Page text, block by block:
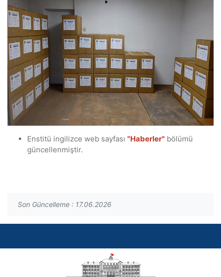
Enstitü ingilizce web sayfası "Haberler" bölümü
güncellenmiştir.
Son Güncelleme : 17.06.2026